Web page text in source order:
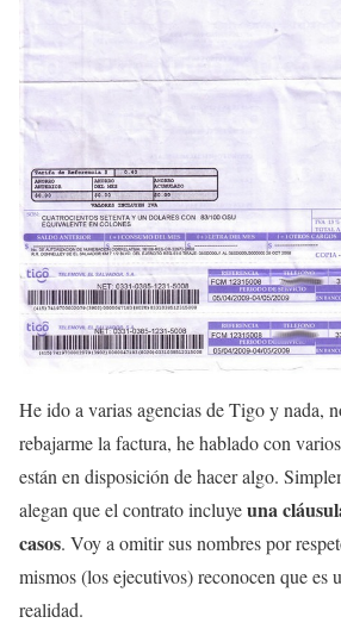
He ido a varias agencias de Tigo y nada,
rebajarme la factura, he hablado con
están en disposición de hacer algo.
alegan que el contrato incluyeuna
casos. Voy a omitir sus nombres por
mismos (los ejecutivos) reconocen que es
realidad.